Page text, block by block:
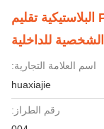
أعمى إيقاف الفينيل الأبيض PVC البلاستيكية تقليم
الشخصية للداخلية
اسم العلامة التجارية:
huaxiajie
رقم الطراز: